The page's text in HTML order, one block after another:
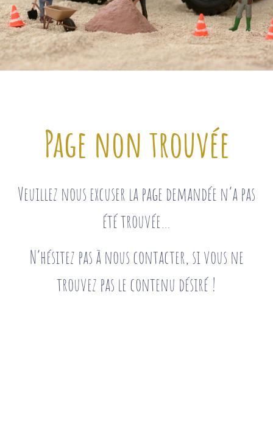
Page non trouvée
Veuillez nous excuser la page demandée n’a pas
été trouvée…
N’hésitez pas à nous contacter, si vous ne
trouvez pas le contenu désiré !